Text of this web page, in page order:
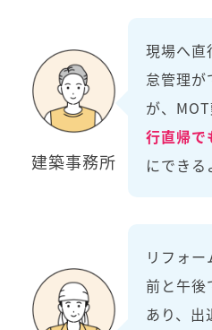
建築事務所
現場へ直
怠管理が
が、
行直帰で
にできる
リフォ
前と午後
あり、出